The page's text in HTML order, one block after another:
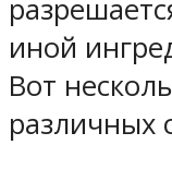
иной
Вот
различных